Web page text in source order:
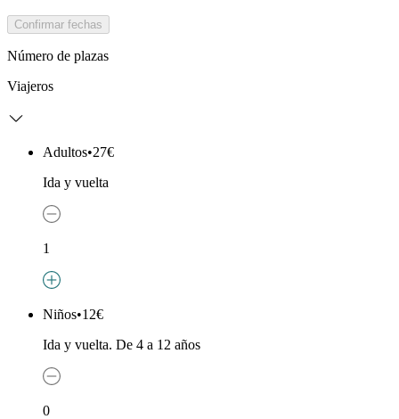
Confirmar fechas
Número de plazas
Viajeros
Adultos•27€
Ida y vuelta
1
Niños•12€
Ida y vuelta. De 4 a 12 años
0